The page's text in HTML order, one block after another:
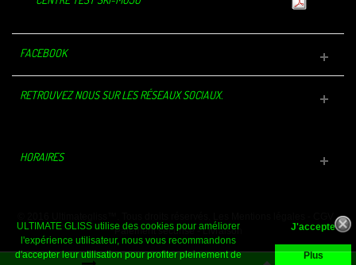
ULTIMATE GLISS utilise des cookies pour améliorer
l'expérience utilisateur, nous vous recommandons
d'accepter leur utilisation pour profiter pleinement de
Plus
FACEBOOK
RETROUVEZ NOUS SUR LES RÉSEAUX SOCIAUX.
HORAIRES
-
Paiement sécurisé-Livraison